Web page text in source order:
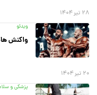
۲۸ تیر ۱۴۰۴
ویدئو
واکنش
۲۰ تیر ۱۴۰۴
پزشکی و